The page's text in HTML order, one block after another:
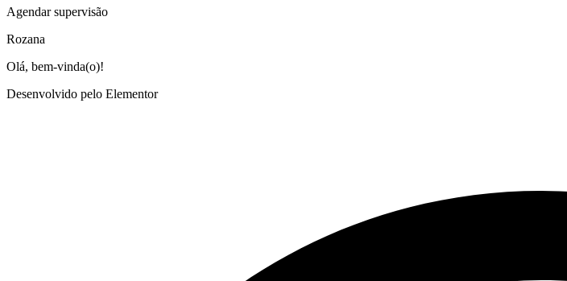
Agendar supervisão
Rozana
Olá, bem-vinda(o)!
Desenvolvido pelo Elementor